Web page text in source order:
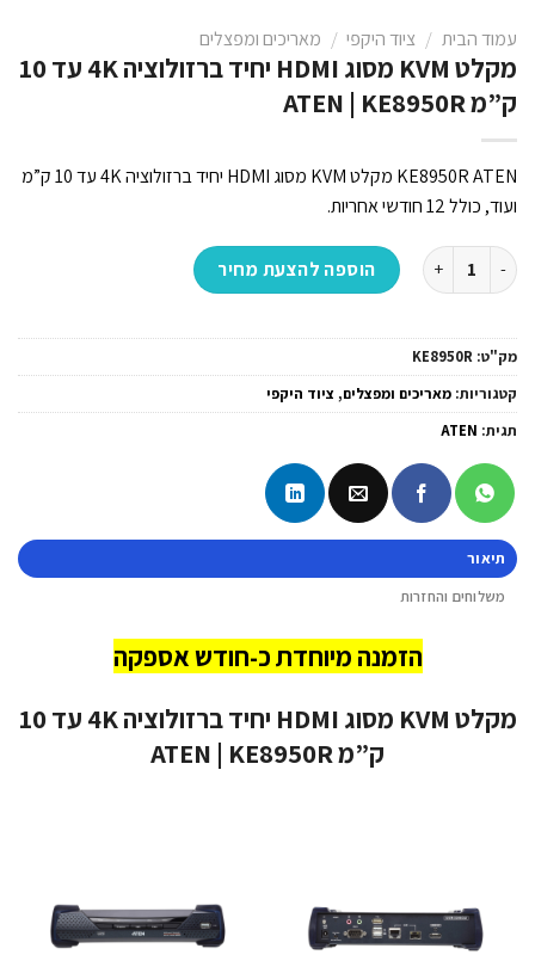
עמוד הבית / ציוד היקפי / מאריכים ומפצלים
מקלט KVM מסוג HDMI יחיד ברזולוציה 4K עד 10
ק”מ ATEN | KE8950R
KE8950R ATEN מקלט KVM מסוג HDMI יחיד ברזולוציה 4K עד 10 ק”מ
ועוד, כולל 12 חודשי אחריות.
כמות של מקלט KVM מסוג HDMI יחיד ברזולוציה 4K עד 10 ק"מ ATEN | KE8950R הוספה להצעת מחיר
מק"ט: KE8950R
קטגוריות: מאריכים ומפצלים, ציוד היקפי
תגית: ATEN
תיאור
משלוחים והחזרות
הזמנה מיוחדת כ-חודש אספקה
מקלט KVM מסוג HDMI יחיד ברזולוציה 4K עד 10
ק”מ ATEN | KE8950R